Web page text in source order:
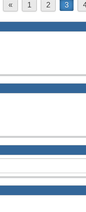
« 1 2 3